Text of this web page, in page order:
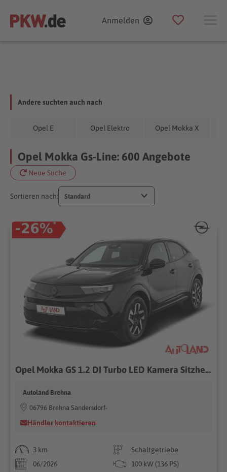
Anmelden
Andere suchten auch nach
Opel E Opel Elektro Opel Mokka X
Opel Mokka Gs-Line: 600 Angebote
Neue Suche
Sortieren nach: Standard
Opel Mokka GS 1.2 DI Turbo LED Kamera Sitzheizung
Autoland Brehna
06796 Brehna Sandersdorf-
Händler kontaktieren
3 km
Schaltgetriebe
06/2026
100 kW (136 PS)